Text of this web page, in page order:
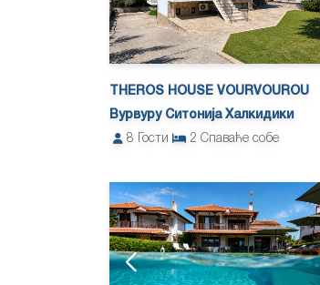
THEROS HOUSE VOURVOUROU
Вурвуру Ситонија Халкидики
8
Гости 2 Спаваће собе